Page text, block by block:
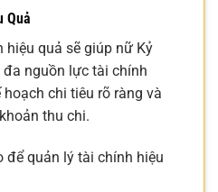
Quả
hiệu quả sẽ giúp nữ Kỷ
nguồn lực tài chính
chi tiêu rõ ràng và
thu chi.
để quản lý tài chính hiệu